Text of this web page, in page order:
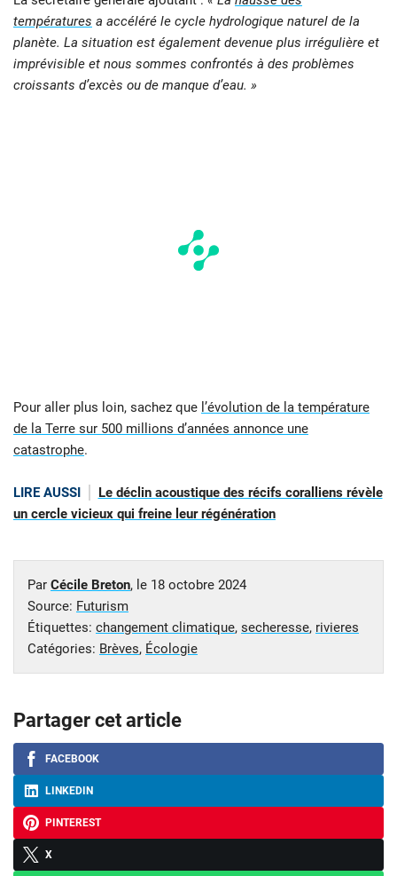
températures a accéléré le cycle hydrologique naturel de la
planète. La situation est également devenue plus irrégulière et
imprévisible et nous sommes confrontés à des problèmes
croissants d’excès ou de manque d’eau. »
Pour aller plus loin, sachez que l’évolution de la température
de la Terre sur 500 millions d’années annonce une
catastrophe.
LIRE AUSSI
Le déclin acoustique des récifs coralliens révèle
un cercle vicieux qui freine leur régénération
Par Cécile Breton, le 18 octobre 2024
Source: Futurism
Étiquettes: changement climatique, secheresse, rivieres
Catégories: Brèves, Écologie
Partager cet article
FACEBOOK
LINKEDIN
PINTEREST
X